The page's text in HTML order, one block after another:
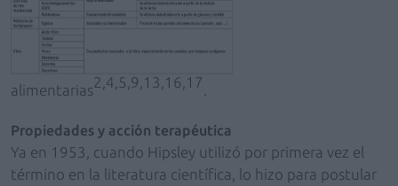
alimentarias2,4,5,9,13,16,17
Propiedades y acción terapéutica
Ya en 1953, cuando Hipsley utilizó por primera vez el
término en la literatura científica, lo hizo para postular